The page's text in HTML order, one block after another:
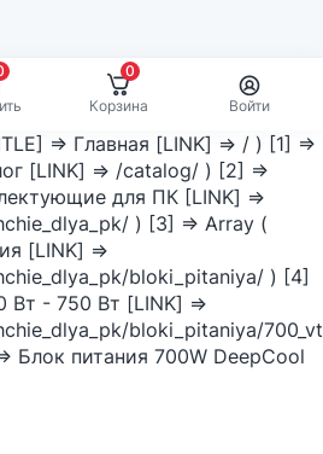
0
Корзина
Войти
=> Главная [LINK] => / ) [1] =>
[LINK] => /catalog/ ) [2] =>
для ПК [LINK] =>
) [3] => Array (
[LINK] =>
bloki_pitaniya/ ) [4]
Вт - 750 Вт [LINK] =>
bloki_pitaniya/
Блок питания 700W DeepCool